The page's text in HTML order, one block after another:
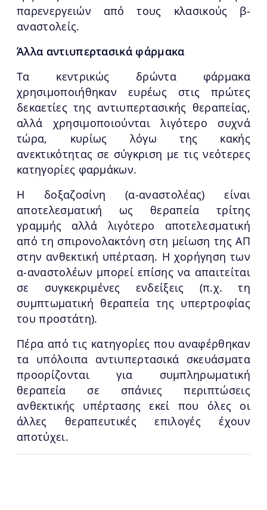
παρενεργειών από τους κλασικούς β-
αναστολείς.
Άλλα αντιυπερτασικά φάρμακα
Τα κεντρικώς δρώντα φάρμακα
χρησιμοποιήθηκαν ευρέως στις πρώτες
δεκαετίες της αντιυπερτασικής θεραπείας,
αλλά χρησιμοποιούνται λιγότερο συχνά
τώρα, κυρίως λόγω της κακής
ανεκτικότητας σε σύγκριση με τις νεότερες
κατηγορίες φαρμάκων.
Η δοξαζοσίνη (α-αναστολέας) είναι
αποτελεσματική ως θεραπεία τρίτης
γραμμής αλλά λιγότερο αποτελεσματική
από τη σπιρονολακτόνη στη μείωση της ΑΠ
στην ανθεκτική υπέρταση. Η χορήγηση των
α-αναστολέων μπορεί επίσης να απαιτείται
σε συγκεκριμένες ενδείξεις (π.χ. τη
συμπτωματική θεραπεία της υπερτροφίας
του προστάτη).
Πέρα από τις κατηγορίες που αναφέρθηκαν
τα υπόλοιπα αντιυπερτασικά σκευάσματα
προορίζονται για συμπληρωματική
θεραπεία σε σπάνιες περιπτώσεις
ανθεκτικής υπέρτασης εκεί που όλες οι
άλλες θεραπευτικές επιλογές έχουν
αποτύχει.